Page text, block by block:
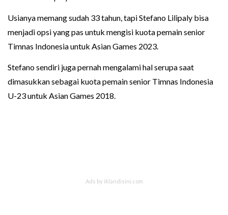
Usianya memang sudah 33 tahun, tapi Stefano Lilipaly bisa
menjadi opsi yang pas untuk mengisi kuota pemain senior
Timnas Indonesia untuk Asian Games 2023.
Stefano sendiri juga pernah mengalami hal serupa saat
dimasukkan sebagai kuota pemain senior Timnas Indonesia
U-23 untuk Asian Games 2018.